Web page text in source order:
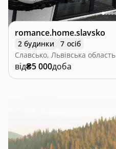
romance.home.slavsko
2 будинки
7 осіб
Славсько, Львівська область
від₴5 000доба